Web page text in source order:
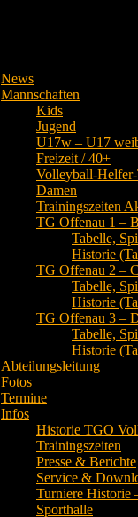
News
Mannschaften
Kids
Jugend
U17w – U17
Freizeit / 40+
Volleyball-Helfer-
Damen
Trainingszeiten
TG Offenau 1 –
Tabelle,
Historie
TG Offenau 2 –
Tabelle,
Historie
TG Offenau 3 –
Tabelle,
Historie
Abteilungsleitung
Fotos
Termine
Infos
Historie TGO
Trainingszeiten
Presse & Berichte
Service &
Turniere Historie
Sporthalle